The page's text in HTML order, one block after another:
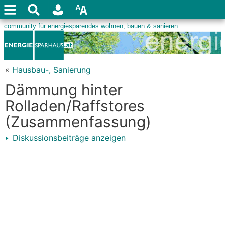
« Hausbau-, Sanierung
Dämmung hinter
Rolladen/Raffstores
(Zusammenfassung)
Diskussionsbeiträge anzeigen